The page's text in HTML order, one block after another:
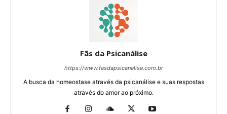
Fãs da Psicanálise
https://www.fasdapsicanalise.com.br
A busca da homeostase através da psicanálise e suas respostas
através do amor ao próximo.